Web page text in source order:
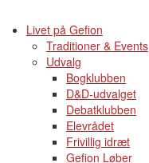
Livet på Gefion
Traditioner & Events
Udvalg
Bogklubben
D&D-udvalget
Debatklubben
Elevrådet
Frivillig idræt
Gefion Løber